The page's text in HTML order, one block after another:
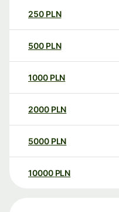
250 PLN
500 PLN
1000 PLN
2000 PLN
5000 PLN
10000 PLN